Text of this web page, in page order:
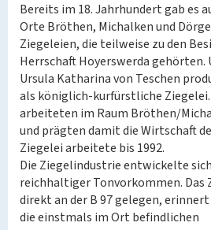
Bereits im 18. Jahrhundert gab es
Orte Bröthen, Michalken und
Ziegeleien, die teilweise zu den
Herrschaft Hoyerswerda
Ursula Katharina von Teschen
als königlich-kurfürstliche
arbeiteten im Raum Bröthen/
und prägten damit die Wirtschaft
Ziegelei arbeitete bis 1992.
Die Ziegelindustrie entwickelte
reichhaltiger Tonvorkommen. Das
direkt an der B 97 gelegen,
die einstmals im Ort befindlichen